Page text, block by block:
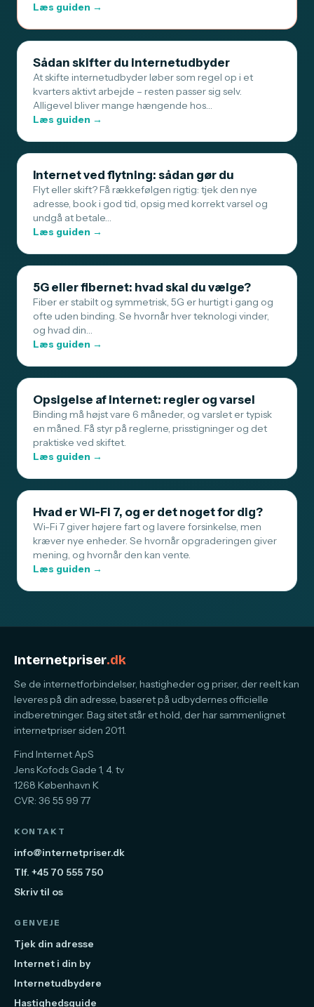
Læs guiden →
Sådan skifter du internetudbyder
At skifte internetudbyder løber som regel op i et
kvarters aktivt arbejde – resten passer sig selv.
Alligevel bliver mange hængende hos…
Læs guiden →
Internet ved flytning: sådan gør du
Flyt eller skift? Få rækkefølgen rigtig: tjek den nye
adresse, book i god tid, opsig med korrekt varsel og
undgå at betale…
Læs guiden →
5G eller fibernet: hvad skal du vælge?
Fiber er stabilt og symmetrisk, 5G er hurtigt i gang og
ofte uden binding. Se hvornår hver teknologi vinder,
og hvad din…
Læs guiden →
Opsigelse af internet: regler og varsel
Binding må højst vare 6 måneder, og varslet er typisk
en måned. Få styr på reglerne, prisstigninger og det
praktiske ved skiftet.
Læs guiden →
Hvad er Wi-Fi 7, og er det noget for dig?
Wi-Fi 7 giver højere fart og lavere forsinkelse, men
kræver nye enheder. Se hvornår opgraderingen giver
mening, og hvornår den kan vente.
Læs guiden →
Internetpriser.dk
Se de internetforbindelser, hastigheder og priser, der reelt kan
leveres på din adresse, baseret på udbydernes officielle
indberetninger. Bag sitet står et hold, der har sammenlignet
internetpriser siden 2011.
Find Internet ApS
Jens Kofods Gade 1, 4. tv
1268 København K
CVR: 36 55 99 77
KONTAKT
info@internetpriser.dk
Tlf. +45 70 555 750
Skriv til os
GENVEJE
Tjek din adresse
Internet i din by
Internetudbydere
Hastighedsguide